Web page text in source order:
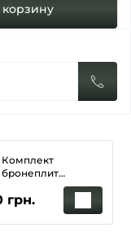
корзину
Комплект
бронеплит
BRONYX AP3-M (1,4
кг) (3 класс)
250*300 2шт
грн.